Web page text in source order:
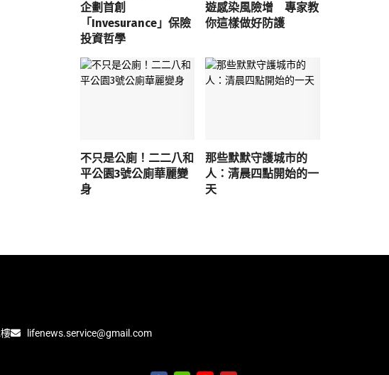
企劃首創
「Invesurance」保險
投資哲學
遊感染風險增 專家教
你這樣做好防護
不只是公廁！二二八和
平公園3號公廁華麗變
身
那些默默守護城市的
人：清晨四點開始的一
天
lifenews.service@gmail.com